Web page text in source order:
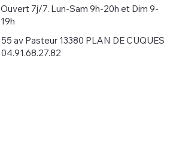
Ouvert 7j/7. Lun-Sam 9h-20h et Dim 9-
19h
55 av Pasteur 13380 PLAN DE CUQUES
04.91.68.27.82